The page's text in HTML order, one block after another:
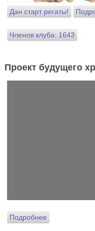
Дан старт регаты!
Членов клуба: 1643
Проект будущего
Подробнее